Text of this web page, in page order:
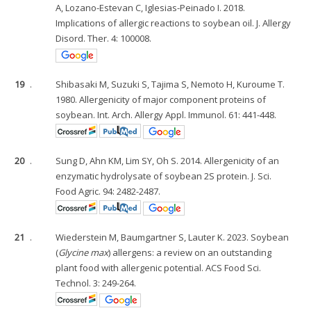
A, Lozano-Estevan C, Iglesias-Peinado I. 2018.
Implications of allergic reactions to soybean oil. J. Allergy
Disord. Ther. 4: 100008.
19 .
Shibasaki M, Suzuki S, Tajima S, Nemoto H, Kuroume T.
1980. Allergenicity of major component proteins of
soybean. Int. Arch. Allergy Appl. Immunol. 61: 441-448.
20 .
Sung D, Ahn KM, Lim SY, Oh S. 2014. Allergenicity of an
enzymatic hydrolysate of soybean 2S protein. J. Sci.
Food Agric. 94: 2482-2487.
21 .
Wiederstein M, Baumgartner S, Lauter K. 2023. Soybean
(Glycine max) allergens: a review on an outstanding
plant food with allergenic potential. ACS Food Sci.
Technol. 3: 249-264.